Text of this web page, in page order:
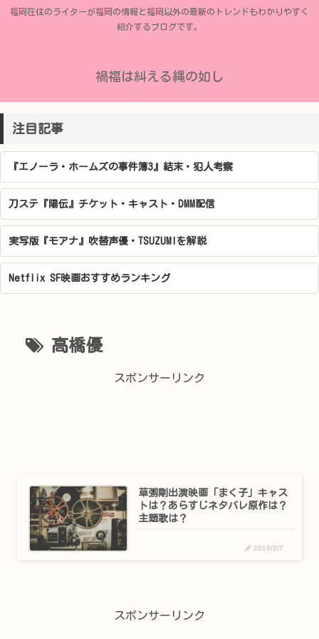
福岡在住のライターが福岡の情報と福岡以外の最新のトレンドもわかりやすく
紹介するブログです。
禍福は糾える縄の如し
注目記事
『エノーラ・ホームズの事件簿3』結末・犯人考察
刀ステ『陽伝』チケット・キャスト・DMM配信
実写版『モアナ』吹替声優・TSUZUMIを解説
Netflix SF映画おすすめランキング
高橋優
スポンサーリンク
草彅剛出演映画「まく子」キャス
トは？あらすじネタバレ原作は？
主題歌は？
2019/2/7
スポンサーリンク